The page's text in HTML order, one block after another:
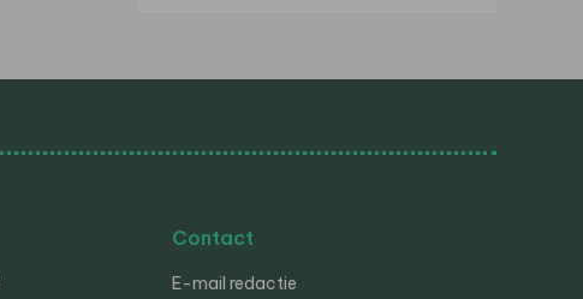
Contact
E-mail redactie